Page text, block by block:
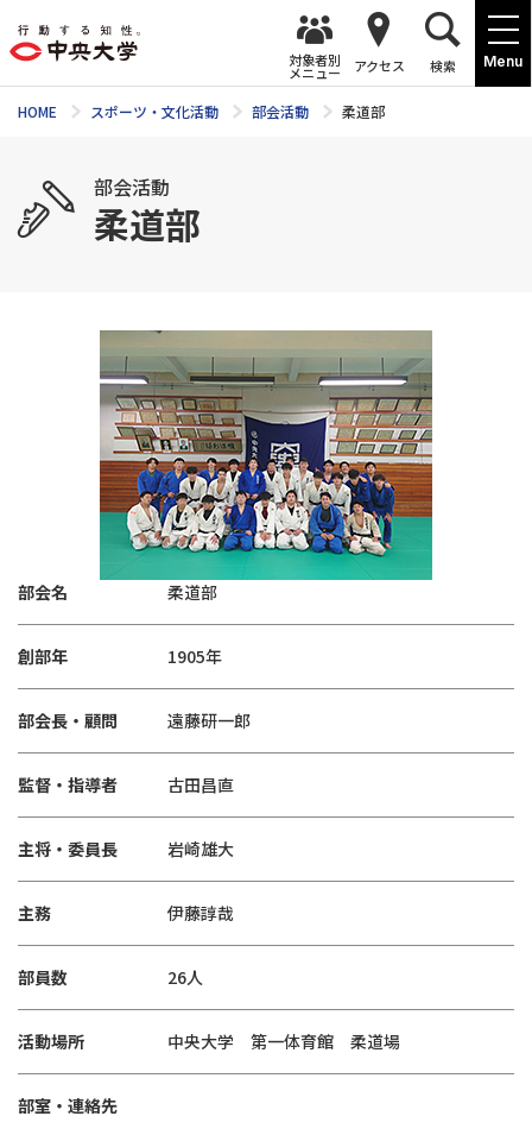
Menu
対象者別
メニュー アクセス 検索
HOME スポーツ・文化活動 部会活動 柔道部
部会活動
柔道部
部会名 柔道部
創部年 1905年
部会長・顧問 遠藤研一郎
監督・指導者 古田昌直
主将・委員長 岩崎雄大
主務 伊藤諄哉
部員数 26人
活動場所 中央大学 第一体育館 柔道場
部室・連絡先